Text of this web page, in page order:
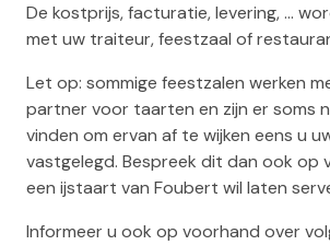
De kostprijs, facturatie, levering, …
met uw traiteur, feestzaal of
Let op: sommige feestzalen werken
partner voor taarten en zijn er soms
vinden om ervan af te wijken eens u
vastgelegd. Bespreek dit dan ook op
een ijstaart van Foubert wil laten
Informeer u ook op voorhand over